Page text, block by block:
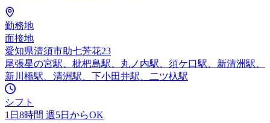
勤務地
面接地
愛知県清須市助七芳花23
尾張星の宮駅、枇杷島駅、丸ノ内駅、須ケ口駅、新清洲駅、
新川橋駅、清洲駅、下小田井駅、二ツ杁駅
シフト
1日8時間 週5日からOK